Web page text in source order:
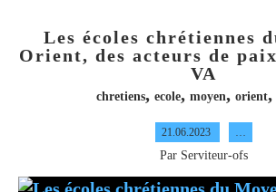
Les écoles chrétiennes
Orient, des acteurs de
VA
chretiens, ecole, moyen, orient,
21.06.2023 …
Par Serviteur-ofs